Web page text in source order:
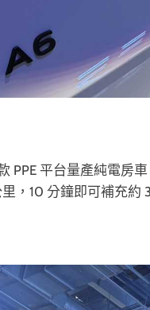
PPE 平台量產純電房
，10 分鐘即可補充約